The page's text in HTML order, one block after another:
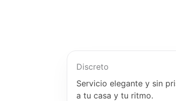
Discreto
Servicio elegante y sin
a tu casa y tu ritmo.